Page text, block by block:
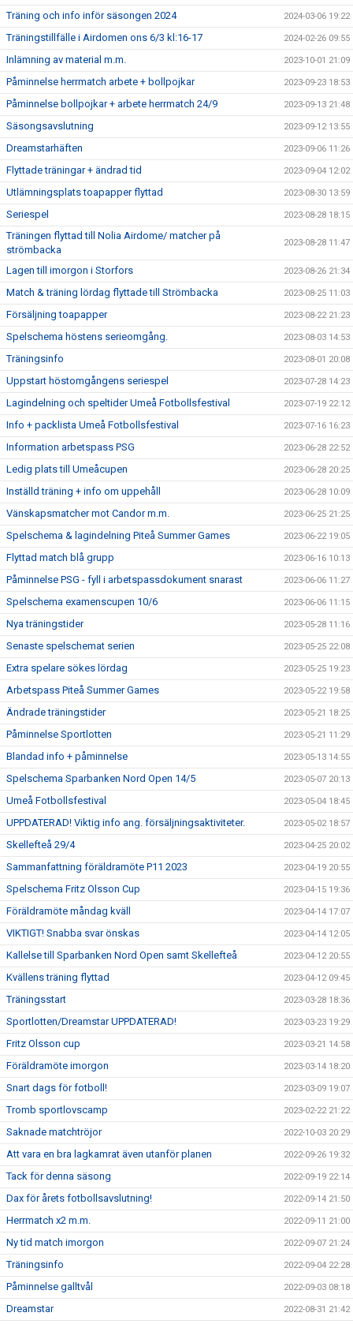
Träning och info inför säsongen 2024 2024-03-06 19:22
Träningstillfälle i Airdomen ons 6/3 kl:16-17 2024-02-26 09:55
Inlämning av material m.m. 2023-10-01 21:09
Påminnelse herrmatch arbete + bollpojkar 2023-09-23 18:53
Påminnelse bollpojkar + arbete herrmatch 24/9 2023-09-13 21:48
Säsongsavslutning 2023-09-12 13:55
Dreamstarhäften 2023-09-06 11:26
Flyttade träningar + ändrad tid 2023-09-04 12:02
Utlämningsplats toapapper flyttad 2023-08-30 13:59
Seriespel 2023-08-28 18:15
Träningen flyttad till Nolia Airdome/ matcher på
strömbacka
2023-08-28 11:47
Lagen till imorgon i Storfors 2023-08-26 21:34
Match & träning lördag flyttade till Strömbacka 2023-08-25 11:03
Försäljning toapapper 2023-08-22 21:23
Spelschema höstens serieomgång. 2023-08-03 14:53
Träningsinfo 2023-08-01 20:08
Uppstart höstomgångens seriespel 2023-07-28 14:23
Lagindelning och speltider Umeå Fotbollsfestival 2023-07-19 22:12
Info + packlista Umeå Fotbollsfestival 2023-07-16 16:23
Information arbetspass PSG 2023-06-28 22:52
Ledig plats till Umeåcupen 2023-06-28 20:25
Inställd träning + info om uppehåll 2023-06-28 10:09
Vänskapsmatcher mot Candor m.m. 2023-06-25 21:25
Spelschema & lagindelning Piteå Summer Games 2023-06-22 19:05
Flyttad match blå grupp 2023-06-16 10:13
Påminnelse PSG - fyll i arbetspassdokument snarast 2023-06-06 11:27
Spelschema examenscupen 10/6 2023-06-06 11:15
Nya träningstider 2023-05-28 11:16
Senaste spelschemat serien 2023-05-25 22:08
Extra spelare sökes lördag 2023-05-25 19:23
Arbetspass Piteå Summer Games 2023-05-22 19:58
Ändrade träningstider 2023-05-21 18:25
Påminnelse Sportlotten 2023-05-21 11:29
Blandad info + påminnelse 2023-05-13 14:55
Spelschema Sparbanken Nord Open 14/5 2023-05-07 20:13
Umeå Fotbollsfestival 2023-05-04 18:45
UPPDATERAD! Viktig info ang. försäljningsaktiviteter. 2023-05-02 18:57
Skellefteå 29/4 2023-04-25 20:02
Sammanfattning föräldramöte P11 2023 2023-04-19 20:55
Spelschema Fritz Olsson Cup 2023-04-15 19:36
Föräldramöte måndag kväll 2023-04-14 17:07
VIKTIGT! Snabba svar önskas 2023-04-14 12:05
Kallelse till Sparbanken Nord Open samt Skellefteå 2023-04-12 20:55
Kvällens träning flyttad 2023-04-12 09:45
Träningsstart 2023-03-28 18:36
Sportlotten/Dreamstar UPPDATERAD! 2023-03-23 19:29
Fritz Olsson cup 2023-03-21 14:58
Föräldramöte imorgon 2023-03-14 18:20
Snart dags för fotboll! 2023-03-09 19:07
Tromb sportlovscamp 2023-02-22 21:22
Saknade matchtröjor 2022-10-03 20:29
Att vara en bra lagkamrat även utanför planen 2022-09-26 19:32
Tack för denna säsong 2022-09-19 22:14
Dax för årets fotbollsavslutning! 2022-09-14 21:50
Herrmatch x2 m.m. 2022-09-11 21:00
Ny tid match imorgon 2022-09-07 21:24
Träningsinfo 2022-09-04 22:28
Påminnelse galltvål 2022-09-03 08:18
Dreamstar 2022-08-31 21:42